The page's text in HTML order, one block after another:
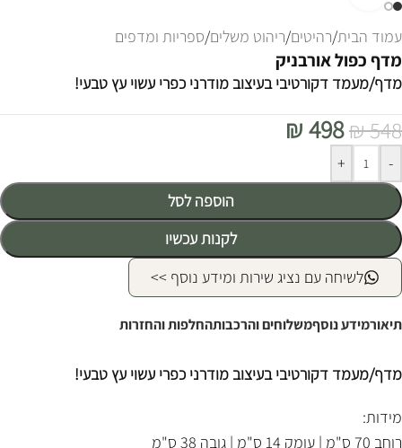
עמוד הבית/רהיטים/ריהוט משלים/ספריות ומדפים
מדף כפול אורבניק
מדף/מעמד דקורטיבי בעיצוב מודרני כפרי עשוי עץ טבעי!
₪548
₪498
-
+
הוספה לסל
לקנות עכשיו
Alternative:
לשיחה עם נציג שירות ומידע נוסף >>
תיאורמידע נוסףמשלוחים והרכבותהחלפות והחזרות
מדף/מעמד דקורטיבי בעיצוב מודרני כפרי עשוי עץ טבעי!
מידות:
רוחב 70 ס"מ | עומק 14 ס"מ | גובה 38 ס"מ